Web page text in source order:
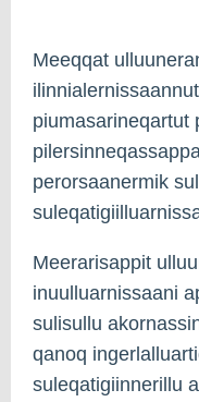
Meeqqat
piumasarineqartut
perorsaanermik
Meerarisappit
inuulluarnissaani
sulisullu
qanoq
suleqatigiinnerillu